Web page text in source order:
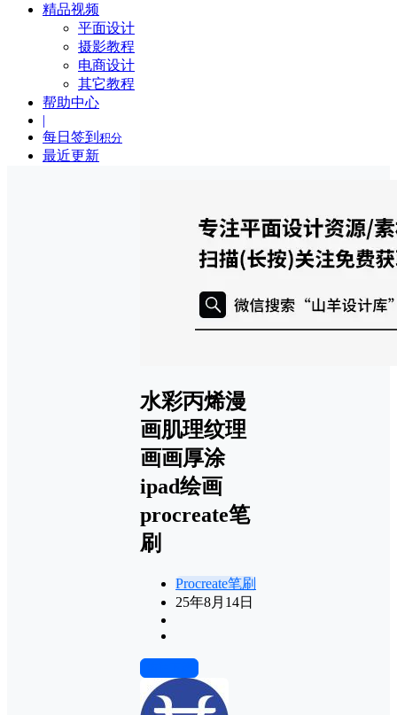
精品视频
平面设计
摄影教程
电商设计
其它教程
帮助中心
|
每日签到 积分
最近更新
水彩丙烯漫
画肌理纹理
画画厚涂
ipad绘画
procreate笔
刷
Procreate笔刷
25年8月14日